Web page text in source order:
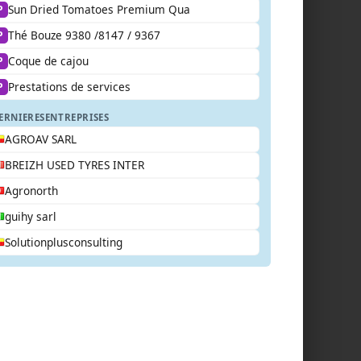
Sun Dried Tomatoes Premium Qua
Thé Bouze 9380 /8147 / 9367
Coque de cajou
Prestations de services
ENTREPRISES
AGROAV SARL
BREIZH USED TYRES INTER
Agronorth
guihy sarl
Solutionplusconsulting